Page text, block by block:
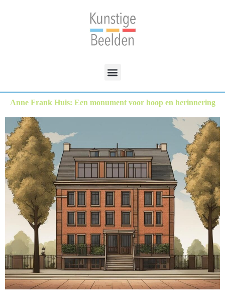
Anne Frank Huis: Een monument voor hoop en herinnering